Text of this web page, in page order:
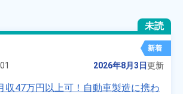
未読
新着
2026年8月3日更新
収47万円以上可！自動車製造に携わ